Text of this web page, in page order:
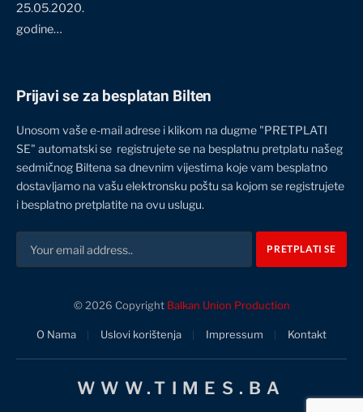
25.05.2020.
godine…
Prijavi se za besplatan Bilten
Unosom vaše e-mail adrese i klikom na dugme "PRETPLATI
SE" automatski se registrujete se na besplatnu pretplatu našeg
sedmičnog Biltena sa dnevnim vijestima koje vam besplatno
dostavljamo na vašu elektronsku poštu sa kojom se registrujete
i besplatno pretplatite na ovu uslugu.
© 2026 Copyright Balkan Union Production
O Nama Uslovi korištenja Impressum Kontakt
WWW.TIMES.BA